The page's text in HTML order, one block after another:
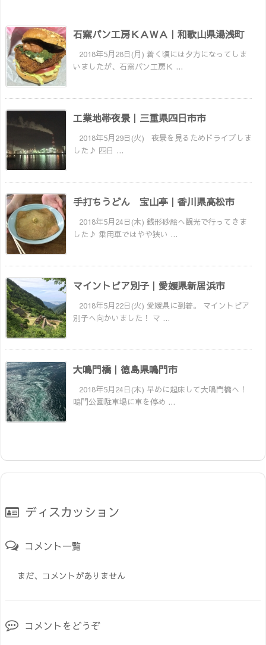
石窯パン工房ＫＡＷＡ｜和歌山県湯浅町
2018年5月28日(月) 着く頃には夕方になってしま
いましたが、石窯パン工房Ｋ ...
工業地帯夜景｜三重県四日市市
2018年5月29日(火) 夜景を見るためドライブしま
した♪ 四日 ...
手打ちうどん 宝山亭｜香川県高松市
2018年5月24日(木) 銭形砂絵へ観光で行ってきま
した♪ 乗用車ではやや狭い ...
マイントピア別子｜愛媛県新居浜市
2018年5月22日(火) 愛媛県に到着。 マイントピア
別子へ向かいました！ マ ...
大鳴門橋｜徳島県鳴門市
2018年5月24日(木) 早めに起床して大鳴門橋へ！
鳴門公園駐車場に車を停め ...
ディスカッション
コメント一覧
まだ、コメントがありません
コメントをどうぞ